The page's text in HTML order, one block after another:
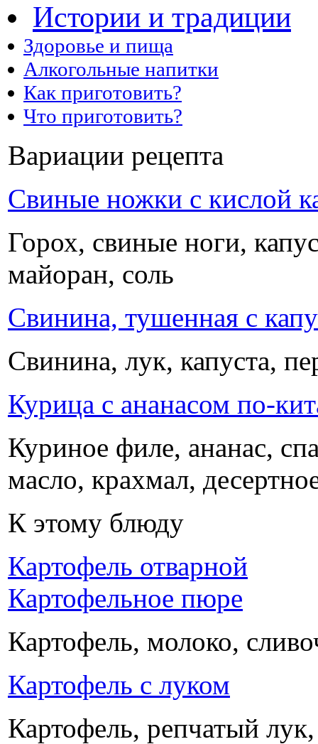
Истории и традиции
Здоровье и пища
Алкогольные напитки
Как приготовить?
Что приготовить?
Вариации рецепта
Свиные ножки с кислой
Горох, свиные ноги,
майоран, соль
Свинина, тушенная с
Свинина, лук, капуста,
Курица с ананасом по-
Куриное филе, ананас,
масло, крахмал,
К этому блюду
Картофель отварной
Картофельное пюре
Картофель, молоко,
Картофель с луком
Картофель, репчатый